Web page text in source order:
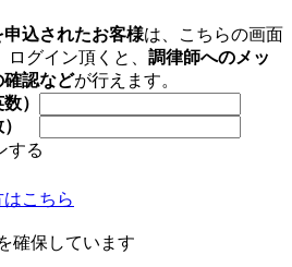
込されたお客様は、こちらの画面
グイン頂くと、 調律師へのメッ
確認などが行えます。
）
する
こちら
確保しています